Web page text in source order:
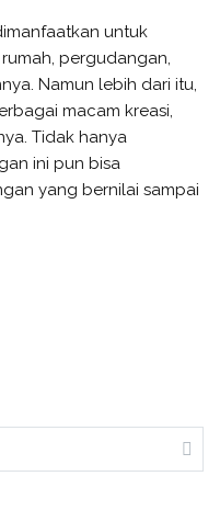
untuk
pergudangan,
Namun lebih dari itu,
macam kreasi,
Tidak hanya
ini pun bisa
yang bernilai sampai